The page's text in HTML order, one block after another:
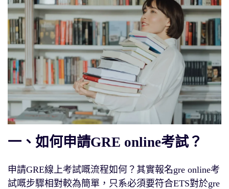
一、如何申請GRE online考試？
申請GRE線上考試嘅流程如何？其實報名gre online考
試嘅步驟相對較為簡單，只系必須要符合ETS對於gre